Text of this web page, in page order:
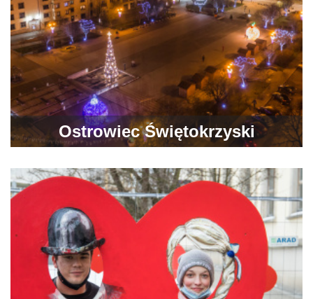
Ostrowiec Świętokrzyski